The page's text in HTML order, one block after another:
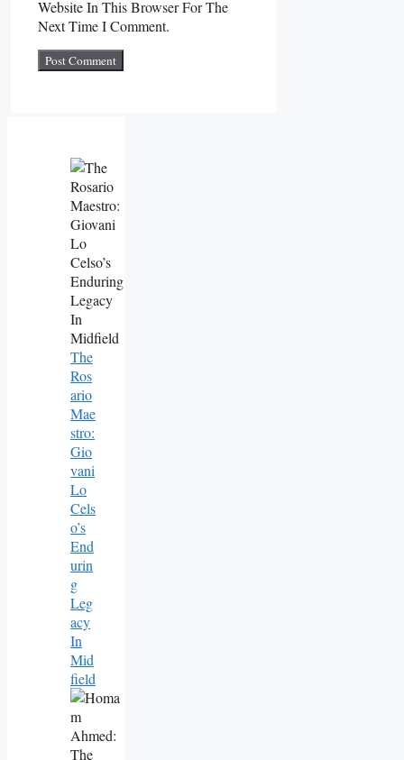
Website In This Browser For The
Next Time I Comment.
The
Ros
Ario
Mae
Stro:
Gio
Vani
Lo
Cels
O’s
End
Urin
G
Leg
Acy
In
Mid
Field